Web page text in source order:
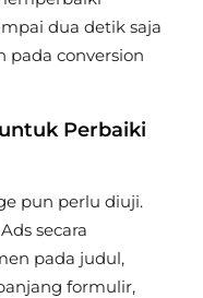
dua detik saja
pada conversion
Perbaiki
pun perlu diuji.
secara
pada judul,
formulir,